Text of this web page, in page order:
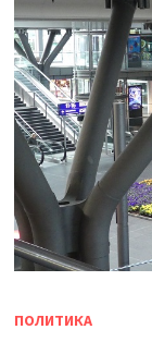
ПОЛИТИКА